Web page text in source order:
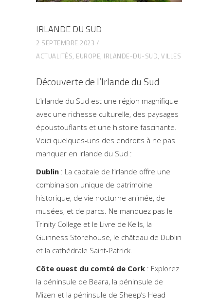
IRLANDE DU SUD
2 SEPTEMBRE 2023
ACTUALITÉS, EUROPE, IRLANDE-DU-SUD, VILLES
Découverte de l’Irlande du Sud
L’Irlande du Sud est une région magnifique
avec une richesse culturelle, des paysages
époustouflants et une histoire fascinante.
Voici quelques-uns des endroits à ne pas
manquer en Irlande du Sud :
Dublin : La capitale de l’Irlande offre une
combinaison unique de patrimoine
historique, de vie nocturne animée, de
musées, et de parcs. Ne manquez pas le
Trinity College et le Livre de Kells, la
Guinness Storehouse, le château de Dublin
et la cathédrale Saint-Patrick.
Côte ouest du comté de Cork : Explorez
la péninsule de Beara, la péninsule de
Mizen et la péninsule de Sheep’s Head